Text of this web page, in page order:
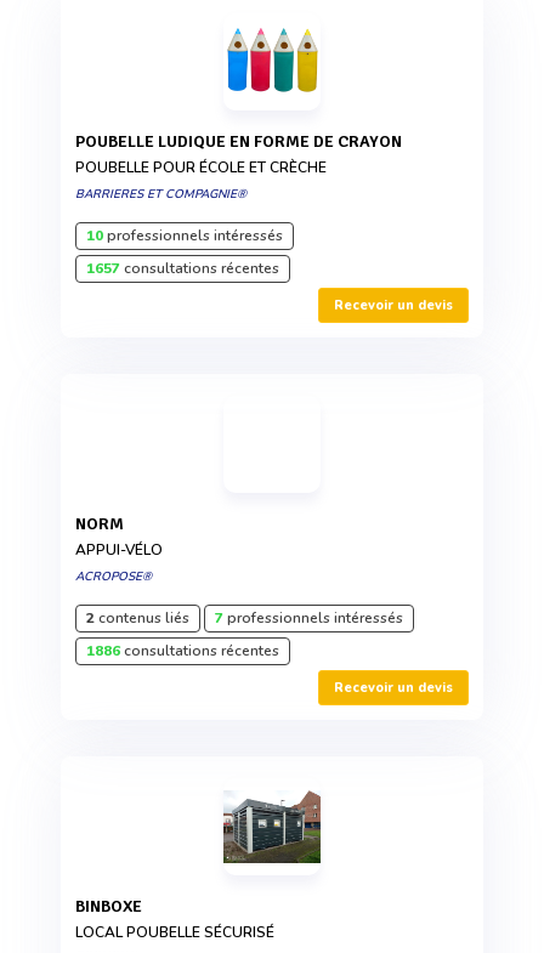
POUBELLE LUDIQUE EN FORME DE CRAYON
POUBELLE POUR ÉCOLE ET CRÈCHE
BARRIERES ET COMPAGNIE®
10professionnels intéressés
1657consultations récentes
Recevoir un devis
NORM
APPUI-VÉLO
ACROPOSE®
2contenus liés 7professionnels intéressés
1886consultations récentes
Recevoir un devis
BINBOXE
LOCAL POUBELLE SÉCURISÉ